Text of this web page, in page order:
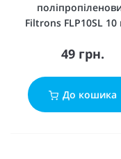
Filtrons FLP10SL
49 грн.
До кошика